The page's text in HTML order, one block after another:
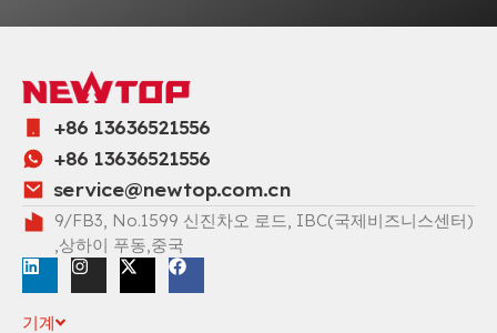
+86 13636521556
+86 13636521556
service@newtop.com.cn
9/FB3, No.1599 신진차오 로드, IBC(국제비즈니스센터)
,상하이 푸동,중국
기계